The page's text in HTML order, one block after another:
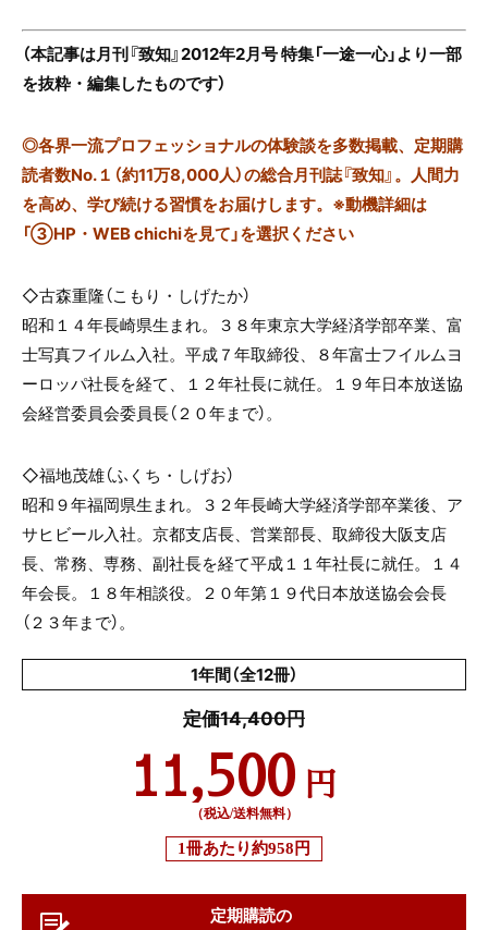
（本記事は月刊『致知』2012年2月号 特集「一途一心」より一部
を抜粋・編集したものです）
◎各界一流プロフェッショナルの体験談を多数掲載、定期購
読者数No.１（約11万8,000人）の総合月刊誌『致知』。人間力
を高め、学び続ける習慣をお届けします。※動機詳細は
「③HP・WEB chichiを見て」を選択ください
◇古森重隆（こもり・しげたか）
昭和１４年長崎県生まれ。３８年東京大学経済学部卒業、富
士写真フイルム入社。平成７年取締役、８年富士フイルムヨ
ーロッパ社長を経て、１２年社長に就任。１９年日本放送協
会経営委員会委員長（２０年まで）。
◇福地茂雄（ふくち・しげお）
昭和９年福岡県生まれ。３２年長崎大学経済学部卒業後、ア
サヒビール入社。京都支店長、営業部長、取締役大阪支店
長、常務、専務、副社長を経て平成１１年社長に就任。１４
年会長。１８年相談役。２０年第１９代日本放送協会会長
（２３年まで）。
1年間（全12冊）
定価14,400円
11,500 円
（税込/送料無料）
1冊あたり約958円
定期購読の